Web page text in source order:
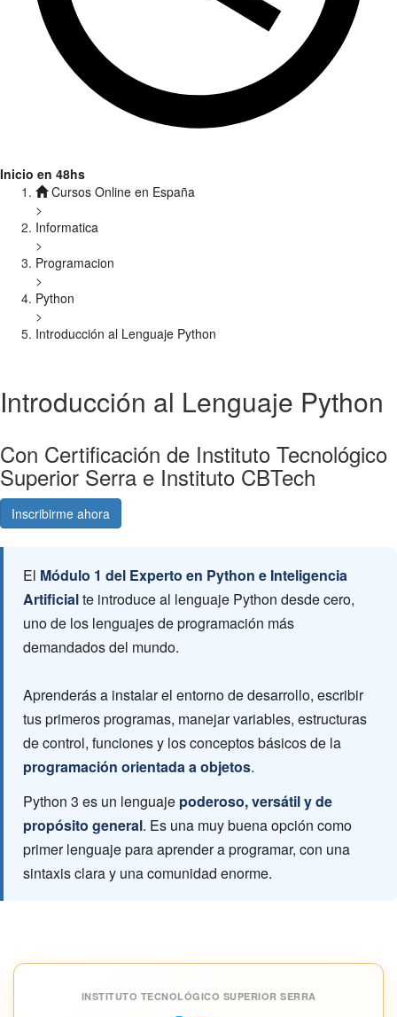
Inicio en 48hs
Cursos Online en España
>
Informatica
>
Programacion
>
Python
>
Introducción al Lenguaje Python
Introducción al Lenguaje Python
Con Certificación de Instituto Tecnológico
Superior Serra e Instituto CBTech
Inscribirme ahora
El Módulo 1 del Experto en Python e Inteligencia
Artificialte introduce al lenguaje Python desde cero,
uno de los lenguajes de programación más
demandados del mundo.
Aprenderás a instalar el entorno de desarrollo, escribir
tus primeros programas, manejar variables, estructuras
de control, funciones y los conceptos básicos de la
programación orientada a objetos.
Python 3 es un lenguaje poderoso, versátil y de
propósito general. Es una muy buena opción como
primer lenguaje para aprender a programar, con una
sintaxis clara y una comunidad enorme.
INSTITUTO TECNOLÓGICO SUPERIOR SERRA